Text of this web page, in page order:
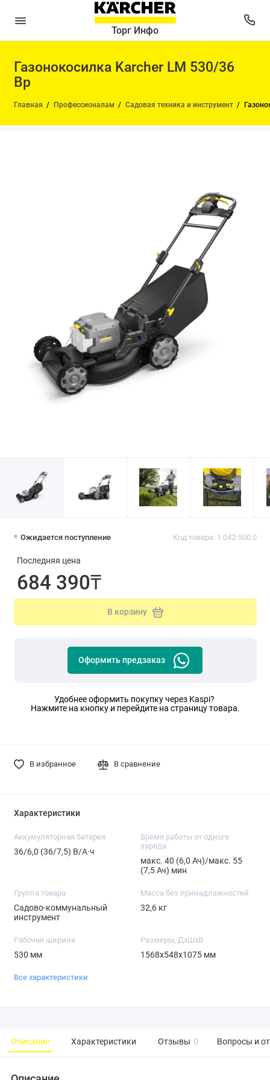
Торг Инфо
Газонокосилка Karcher LM 530/36
Bp
Главная Профессионалам Садовая техника и инструмент
Ожидается поступление Код товара: 1.042-500.0
Последняя цена
684 390₸
В корзину
Оформить предзаказ
Удобнее оформить покупку через Kaspi?
Нажмите на кнопку и перейдите на страницу товара.
В избранное В сравнение
Характеристики
Аккумуляторная батарея
36/6,0 (36/7,5) В/А·ч
Время работы от одного
заряда
макс. 40 (6,0 Ач)/макс. 55
(7,5 Ач) мин
Группа товара
Садово-коммунальный
инструмент
Масса без принадлежностей
32,6 кг
Рабочая ширина
530 мм
Размеры, ДхШхВ
1568x548x1075 мм
Все характеристики
Описание Характеристики Отзывы 0 Вопросы и